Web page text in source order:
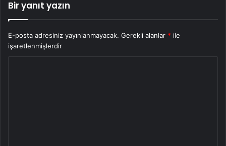
Bir yanıt yazın
E-posta adresiniz yayınlanmayacak. Gerekli alanlar * ile
işaretlenmişlerdir